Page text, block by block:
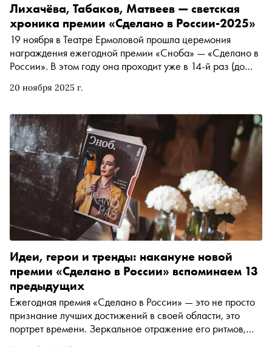
20 ноября 2025 г.
Лихачёва, Табаков, Матвеев — светская
хроника премии «Сделано в России-2025»
19 ноября в Театре Ермоловой прошла церемония
награждения ежегодной премии «Сноба» — «Сделано в
России». В этом году она проходит уже в 14-й раз (до
церемонию и что означает её слоган «Живо моё
победителей можно ознакомиться здесь
Идеи, герои и тренды: накануне новой
премии «Сделано в России» вспоминаем 13
предыдущих
Ежегодная премия «Сделано в России» — это не просто
признание лучших достижений в своей области, это
портрет времени. Зеркальное отражение его ритмов,